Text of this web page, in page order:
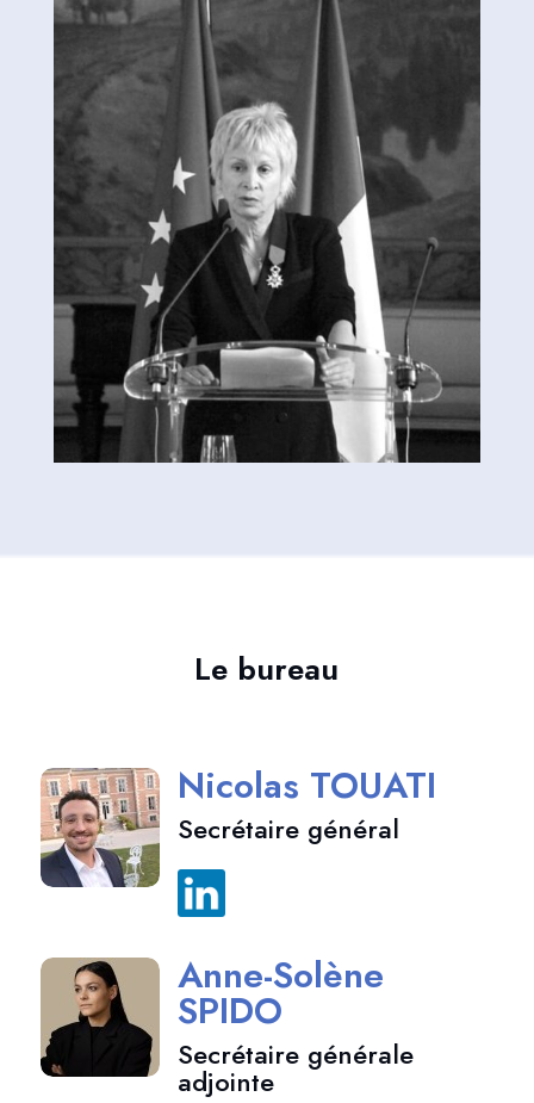
Le bureau
Nicolas TOUATI
Secrétaire général
Anne-Solène
SPIDO
Secrétaire générale
adjointe